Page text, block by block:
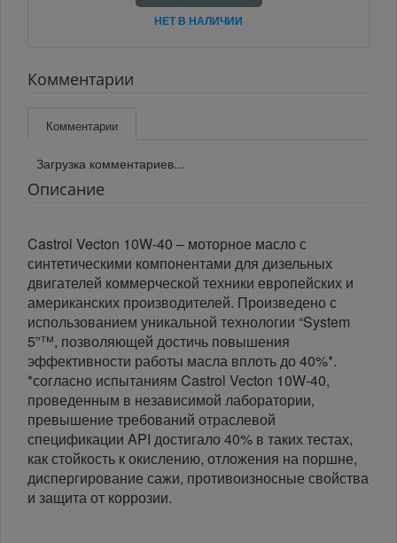
НЕТ В НАЛИЧИИ
Комментарии
Комментарии
Загрузка комментариев...
Описание
Castrol Vecton 10W-40 – моторное масло с
синтетическими компонентами для дизельных
двигателей коммерческой техники европейских и
американских производителей. Произведено с
использованием уникальной технологии “System
5”™, позволяющей достичь повышения
эффективности работы масла вплоть до 40%*.
*согласно испытаниям Castrol Vecton 10W-40,
проведенным в независимой лаборатории,
превышение требований отраслевой
спецификации API достигало 40% в таких тестах,
как стойкость к окислению, отложения на поршне,
диспергирование сажи, противоизносные свойства
и защита от коррозии.